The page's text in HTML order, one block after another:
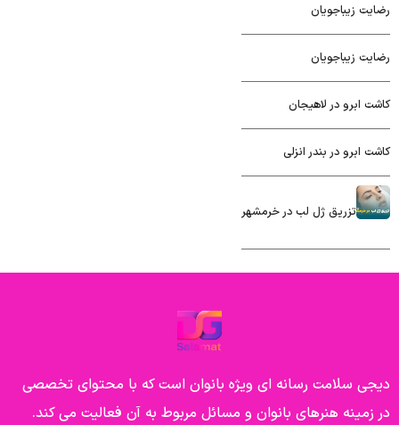
رضایت زیباجویان
رضایت زیباجویان
کاشت ابرو در لاهیجان
کاشت ابرو در بندر انزلی
تزریق ژل لب در خرمشهر
دیجی سلامت رسانه ای ویژه بانوان است که با محتوای تخصصی
در زمینه هنرهای بانوان و مسائل مربوط به آن فعالیت می کند.